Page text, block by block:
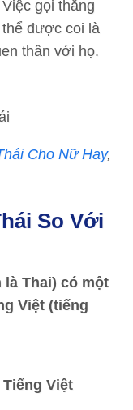
Việc gọi thẳng
được coi là
thân với họ.
Cho Nữ Hay,
So Với
là Thai) có một
Việt (tiếng
Tiếng Việt